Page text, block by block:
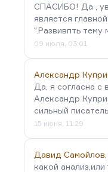
СПАСИБО! Да ,
является
".Развивпть тему
09 июля, 03:01
Александр
Да, я согласна с
Александр
сильный
15 июня, 11:29
Давид
какой